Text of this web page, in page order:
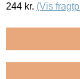
244 kr. (Vis